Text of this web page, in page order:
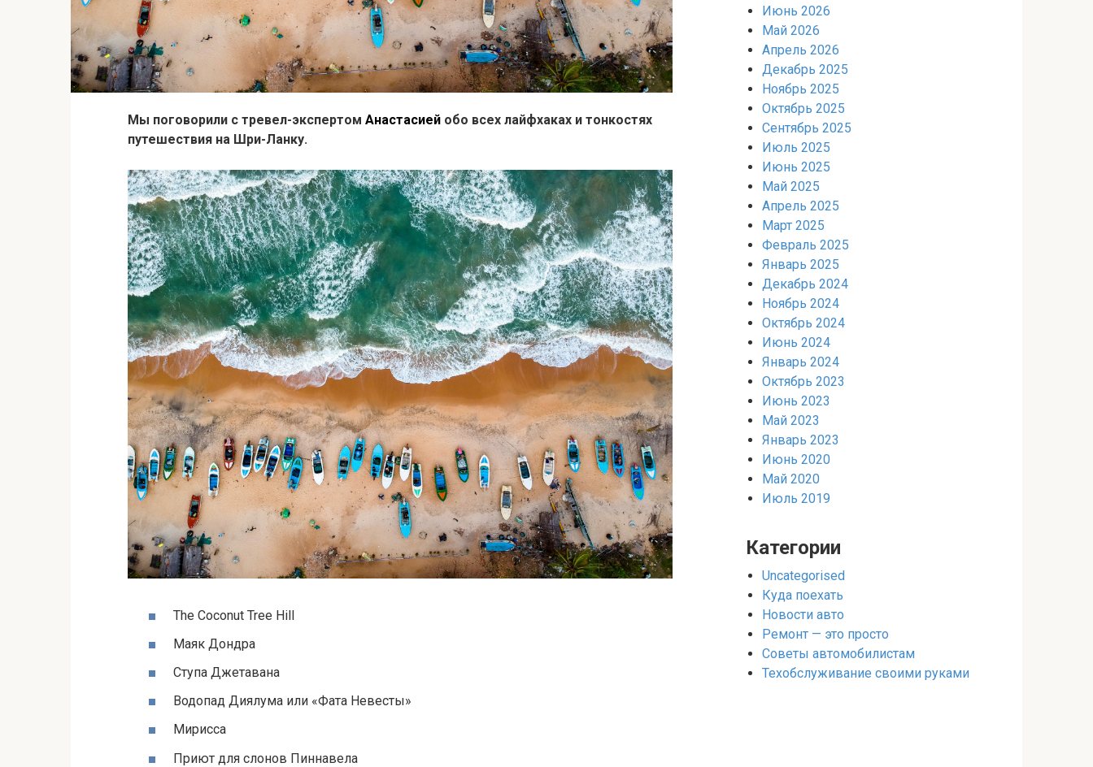
Мы поговорили с тревел-экспертом Анастасией обо всех лайфхаках и тонкостях
путешествия на Шри-Ланку.
The Coconut Tree Hill
Маяк Дондра
Ступа Джетавана
Водопад Диялума или «Фата Невесты»
Мирисса
Приют для слонов Пиннавела
Июнь 2026
Май 2026
Апрель 2026
Декабрь 2025
Ноябрь 2025
Октябрь 2025
Сентябрь 2025
Июль 2025
Июнь 2025
Май 2025
Апрель 2025
Март 2025
Февраль 2025
Январь 2025
Декабрь 2024
Ноябрь 2024
Октябрь 2024
Июнь 2024
Январь 2024
Октябрь 2023
Июнь 2023
Май 2023
Январь 2023
Июнь 2020
Май 2020
Июль 2019
Категории
Uncategorised
Куда поехать
Новости авто
Ремонт — это просто
Советы автомобилистам
Техобслуживание своими руками